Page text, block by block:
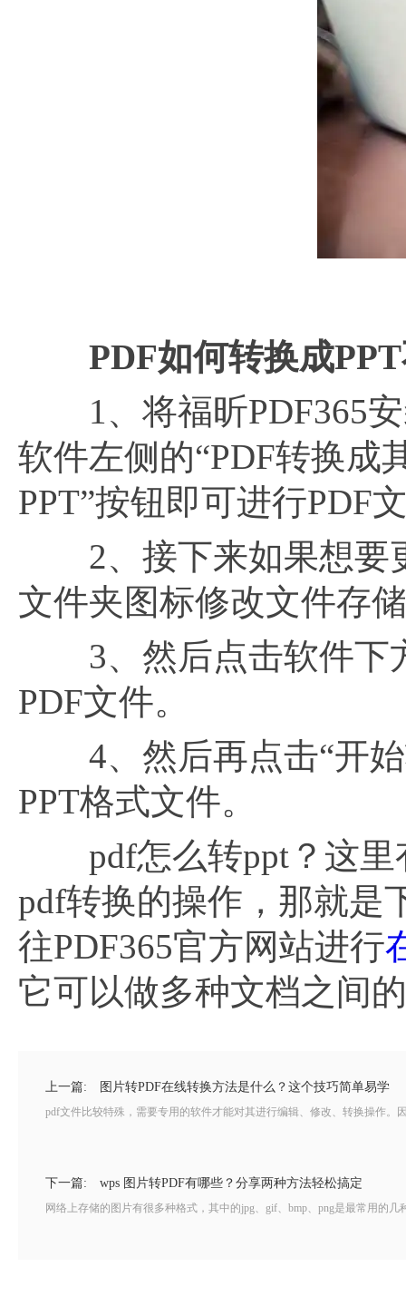
PDF如何转换成
1、将福昕PDF365安
软件左侧的“PDF转换成
PPT”按钮即可进行PDF
2、接下来如果想要
文件夹图标修改文件存
3、然后点击软件下方
PDF文件。
4、然后再点击“开始
PPT格式文件。
pdf怎么转ppt？这里
pdf转换的操作，那就是
往PDF365官方网站进行
它可以做多种文档之间
上一篇: 图片转PDF在线转换方法是什么？这个技巧简单易学
pdf文件比较特殊，需要专用的软件才能对其进行编辑、修改、转换操作
下一篇: wps 图片转PDF有哪些？分享两种方法轻松搞定
网络上存储的图片有很多种格式，其中的jpg、gif、bmp、png是最常用的